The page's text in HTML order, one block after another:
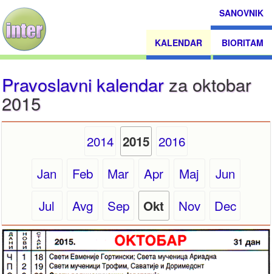
SANOVNIK
KALENDAR BIORITAM
Pravoslavni kalendarza oktobar
2015
2014 2015 2016
Jan
Feb Mar Apr Maj
Jun
Jul
Avg Sep Okt Nov Dec